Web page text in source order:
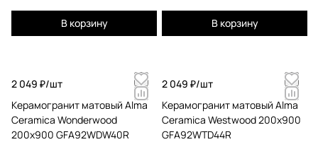
В корзину В корзину
2 049 ₽/шт
Керамогранит матовый Alma
Ceramica Wonderwood
200x900 GFA92WDW40R
2 049 ₽/шт
Керамогранит матовый Alma
Ceramica Westwood 200x900
GFA92WTD44R